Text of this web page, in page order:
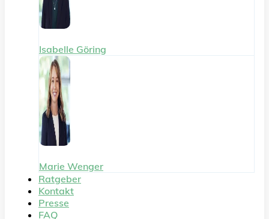
Isabelle Göring
Marie Wenger
Ratgeber
Kontakt
Presse
FAQ